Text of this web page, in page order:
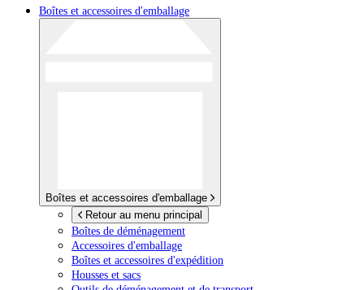
Boîtes et accessoires d'emballage
Boîtes et accessoires d'emballage
Retour au menu principal
Boîtes de déménagement
Accessoires d'emballage
Boîtes et accessoires d'expédition
Housses et sacs